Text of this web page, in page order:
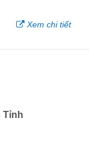
Xem chi tiết
Tỉnh